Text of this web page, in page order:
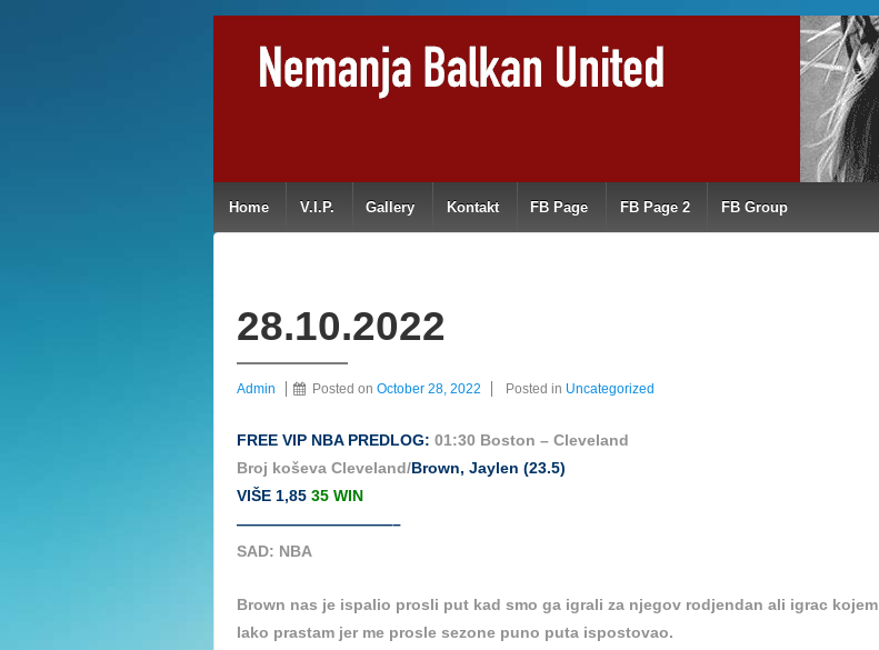
Home V.I.P. Gallery Kontakt FB Page FB Page 2 FB Group
28.10.2022
Admin Posted on October 28, 2022 Posted in Uncategorized
FREE VIP NBA PREDLOG: 01:30 Boston – Cleveland
Broj koševa Cleveland/Brown, Jaylen (23.5)
VIŠE 1,85 35 WIN
——————————–
SAD: NBA
Brown nas je ispalio prosli put kad smo ga igrali za njegov rodjendan ali igrac kojem
lako prastam jer me prosle sezone puno puta ispostovao.